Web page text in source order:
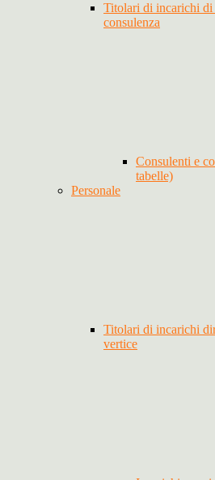
Titolari di incarichi di
consulenza
Consulenti e
tabelle)
Personale
Titolari di incarichi
vertice